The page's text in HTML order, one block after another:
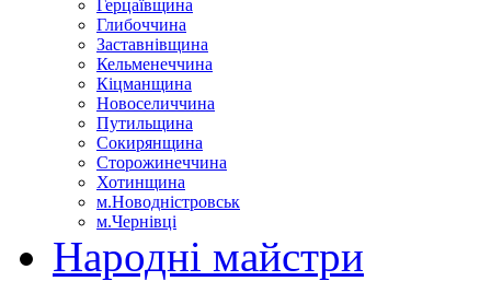
Герцаївщина
Глибоччина
Заставнівщина
Кельменеччина
Кіцманщина
Новоселиччина
Путильщина
Сокирянщина
Сторожинеччина
Хотинщина
м.Новодністровськ
м.Чернівці
Народні майстри